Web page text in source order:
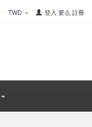
TWD 登入 要么 註冊